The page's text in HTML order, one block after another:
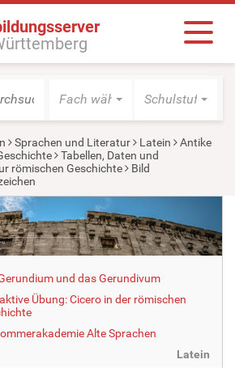
Fach wählen Schulstufe
Sprachen und Literatur Latein
Antike
Tabellen, Daten und
römischen Geschichte
Bild
und das Gerundivum
Übung: Cicero in der römischen
Alte Sprachen
Latein